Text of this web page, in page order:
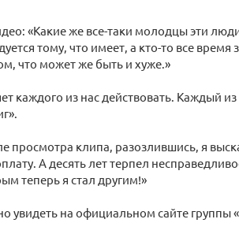
«Какие же все-таки молодцы эти
тому, что имеет, а кто-то все
что может же быть и хуже.»
каждого из нас действовать. Каждый
просмотра клипа, разозлившись, я
А десять лет терпел
теперь я стал другим!»
увидеть на официальном сайте группы